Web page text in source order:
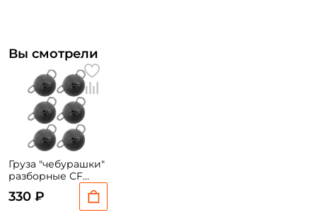
Вы смотрели
Груза "чебурашки"
разборные CF
чёрный 6 шт.
330 ₽